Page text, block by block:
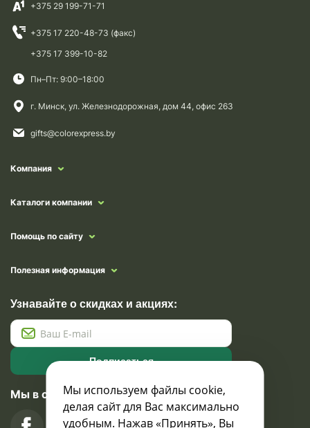
+375 29 199-71-71
+375 17 220-48-73 (факс)
+375 17 399-10-82
Пн–Пт: 9:00–18:00
г. Минск, ул. Железнодорожная, дом 44, офис 263
gifts@colorexpress.by
Компания
Каталоги компании
Помощь по сайту
Полезная информация
Узнавайте о скидках и акциях:
Подписаться
Мы в социальных сетях
Мы используем файлы cookie,
делая сайт для Вас максимально
удобным. Нажав «Принять», Вы